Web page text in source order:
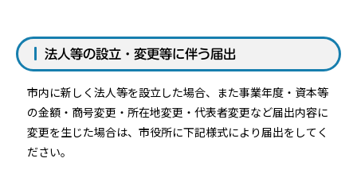
法人等の設立・変更等に伴う届出
市内に新しく法人等を設立した場合、また事業年度・資本等
の金額・商号変更・所在地変更・代表者変更など届出内容に
変更を生じた場合は、市役所に下記様式により届出をしてく
ださい。